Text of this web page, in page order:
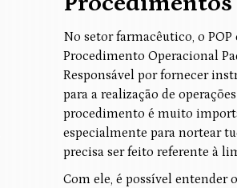
No setor farmacêutico, o POP
Procedimento Operacional
Responsável por fornecer
para a realização de
procedimento é muito
especialmente para nortear
precisa ser feito referente à
Com ele, é possível entender